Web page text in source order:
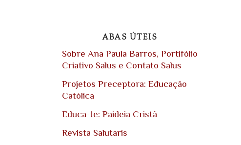
ABAS ÚTEIS
Sobre Ana Paula Barros, Portifólio
Criativo Salus e Contato Salus
Projetos Preceptora: Educação
Católica
Educa-te: Paideia Cristã
Revista Salutaris